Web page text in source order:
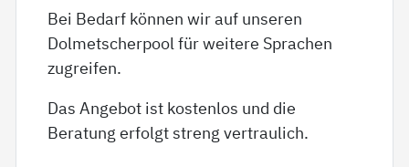
Bei Bedarf können wir auf unseren
Dolmetscherpool für weitere Sprachen
zugreifen.
Das Angebot ist kostenlos und die
Beratung erfolgt streng vertraulich.